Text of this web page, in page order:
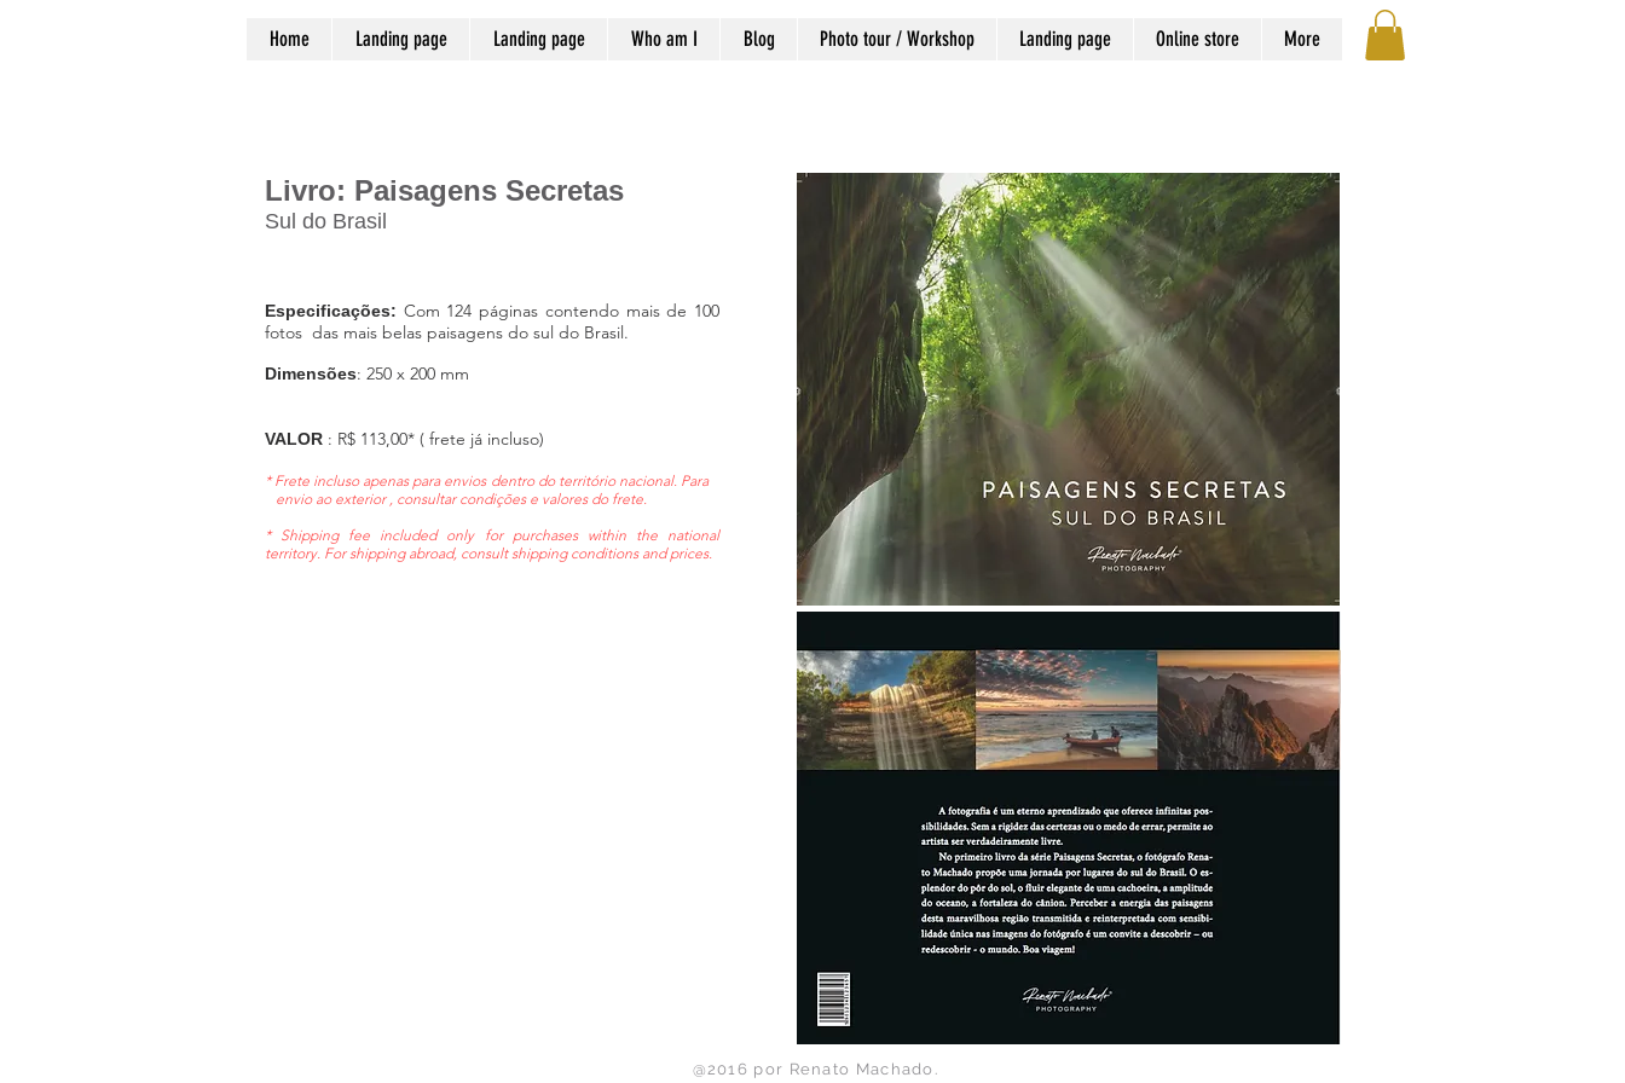
Home Landing page Landing page Who am I Blog Photo tour / Workshop Landing page Online store More
Livro: Paisagens Secretas
Sul do Brasil
Especificações: Com 124 páginas contendo mais de 100
fotos das mais belas paisagens do sul do Brasil.
Dimensões: 250 x 200 mm
VALOR : R$ 113,00* ( frete já incluso)
* Frete incluso apenas para envios dentro do território nacional. Para
envio ao exterior , consultar condições e valores do frete.
* Shipping fee included only for purchases within the national
territory. For shipping abroad, consult shipping conditions and prices.
@2016 por Renato Machado.